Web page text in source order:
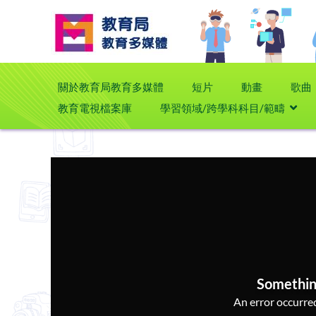
關於教育局教育多媒體 短片 動畫
歌曲
教育電視檔案庫
學習領域/跨學科科目/範疇
An error